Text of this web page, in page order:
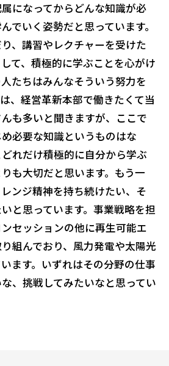
になってからどんな知識が必
でいく姿勢だと思っています。
、講習やレクチャーを受けた
て、積極的に学ぶことを心がけ
たちはみんなそういう努力を
、経営革新本部で働きたくて当
も多いと聞きますが、ここで
必要な知識というものはな
れだけ積極的に自分から学ぶ
も大切だと思います。もう一
ンジ精神を持ち続けたい、そ
と思っています。事業戦略を担
セッションの他に再生可能エ
組んでおり、風力発電や太陽光
ます。いずれはその分野の仕事
、挑戦してみたいなと思ってい